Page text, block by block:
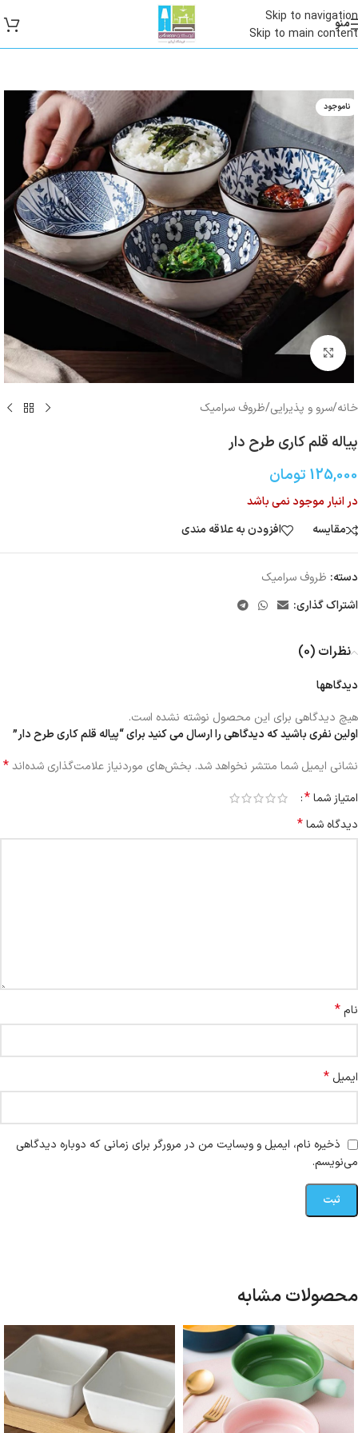
Skip to navigation
Skip to main content
منو
ناموجود
بزرگنمایی تصویر
خانه/سرو و پذیرایی/ظروف سرامیک
پیاله قلم کاری طرح دار
125,000 تومان
در انبار موجود نمی باشد
مقایسه
افزودن به علاقه مندی
دسته: ظروف سرامیک
اشتراک گذاری:
نظرات (0)
دیدگاهها
هیچ دیدگاهی برای این محصول نوشته نشده است.
اولین نفری باشید که دیدگاهی را ارسال می کنید برای “پیاله قلم کاری طرح دار”
نشانی ایمیل شما منتشر نخواهد شد. بخش‌های موردنیاز علامت‌گذاری شده‌اند*
امتیاز شما*
دیدگاه شما*
نام*
ایمیل *
ذخیره نام، ایمیل و وبسایت من در مرورگر برای زمانی که دوباره دیدگاهی
می‌نویسم.
محصولات مشابه